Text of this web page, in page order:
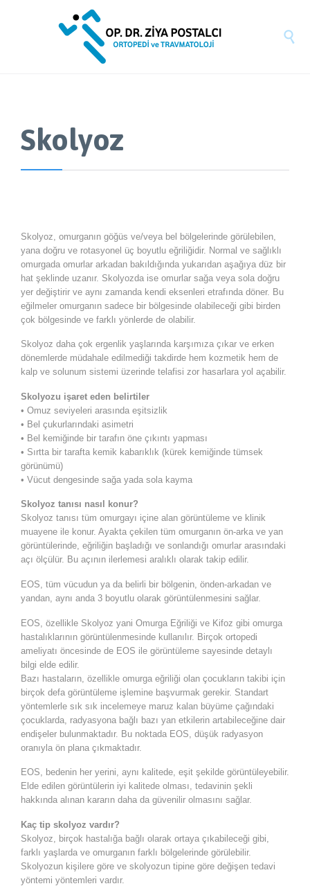

Skolyoz
Skolyoz, omurganın göğüs ve/veya bel bölgelerinde görülebilen,
yana doğru ve rotasyonel üç boyutlu eğriliğidir. Normal ve sağlıklı
omurgada omurlar arkadan bakıldığında yukarıdan aşağıya düz bir
hat şeklinde uzanır. Skolyozda ise omurlar sağa veya sola doğru
yer değiştirir ve aynı zamanda kendi eksenleri etrafında döner. Bu
eğilmeler omurganın sadece bir bölgesinde olabileceği gibi birden
çok bölgesinde ve farklı yönlerde de olabilir.
Skolyoz daha çok ergenlik yaşlarında karşımıza çıkar ve erken
dönemlerde müdahale edilmediği takdirde hem kozmetik hem de
kalp ve solunum sistemi üzerinde telafisi zor hasarlara yol açabilir.
Skolyozu işaret eden belirtiler
• Omuz seviyeleri arasında eşitsizlik
• Bel çukurlarındaki asimetri
• Bel kemiğinde bir tarafın öne çıkıntı yapması
• Sırtta bir tarafta kemik kabarıklık (kürek kemiğinde tümsek
görünümü)
• Vücut dengesinde sağa yada sola kayma
Skolyoz tanısı nasıl konur?
Skolyoz tanısı tüm omurgayı içine alan görüntüleme ve klinik
muayene ile konur. Ayakta çekilen tüm omurganın ön-arka ve yan
görüntülerinde, eğriliğin başladığı ve sonlandığı omurlar arasındaki
açı ölçülür. Bu açının ilerlemesi aralıklı olarak takip edilir.
EOS, tüm vücudun ya da belirli bir bölgenin, önden-arkadan ve
yandan, aynı anda 3 boyutlu olarak görüntülenmesini sağlar.
EOS, özellikle Skolyoz yani Omurga Eğriliği ve Kifoz gibi omurga
hastalıklarının görüntülenmesinde kullanılır. Birçok ortopedi
ameliyatı öncesinde de EOS ile görüntüleme sayesinde detaylı
bilgi elde edilir.
Bazı hastaların, özellikle omurga eğriliği olan çocukların takibi için
birçok defa görüntüleme işlemine başvurmak gerekir. Standart
yöntemlerle sık sık incelemeye maruz kalan büyüme çağındaki
çocuklarda, radyasyona bağlı bazı yan etkilerin artabileceğine dair
endişeler bulunmaktadır. Bu noktada EOS, düşük radyasyon
oranıyla ön plana çıkmaktadır.
EOS, bedenin her yerini, aynı kalitede, eşit şekilde görüntüleyebilir.
Elde edilen görüntülerin iyi kalitede olması, tedavinin şekli
hakkında alınan kararın daha da güvenilir olmasını sağlar.
Kaç tip skolyoz vardır?
Skolyoz, birçok hastalığa bağlı olarak ortaya çıkabileceği gibi,
farklı yaşlarda ve omurganın farklı bölgelerinde görülebilir.
Skolyozun kişilere göre ve skolyozun tipine göre değişen tedavi
yöntemi yöntemleri vardır.